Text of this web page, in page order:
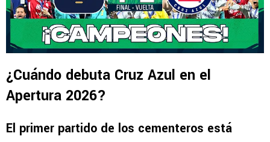
¿Cuándo debuta Cruz Azul en el
Apertura 2026?
El primer partido de los cementeros está